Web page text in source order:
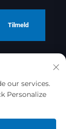
Tilmeld
our services.
Personalize